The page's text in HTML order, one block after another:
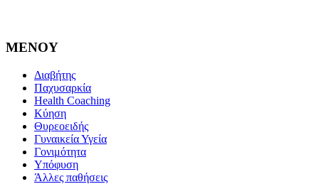
MENOY
Διαβήτης
Παχυσαρκία
Health Coaching
Κύηση
Θυρεοειδής
Γυναικεία Υγεία
Γονιμότητα
Υπόφυση
Άλλες παθήσεις